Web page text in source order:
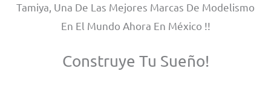
Tamiya, Una De Las Mejores Marcas De Modelismo
En El Mundo Ahora En México !!
Construye Tu Sueño!